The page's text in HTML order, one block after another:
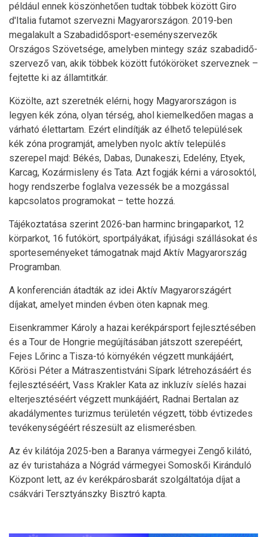
például ennek köszönhetően tudtak többek között Giro
d'Italia futamot szervezni Magyarországon. 2019-ben
megalakult a Szabadidősport-eseményszervezők
Országos Szövetsége, amelyben mintegy száz szabadidő-
szervező van, akik többek között futóköröket szerveznek –
fejtette ki az államtitkár.
Közölte, azt szeretnék elérni, hogy Magyarországon is
legyen kék zóna, olyan térség, ahol kiemelkedően magas a
várható élettartam. Ezért elindítják az élhető települések
kék zóna programját, amelyben nyolc aktív település
szerepel majd: Békés, Dabas, Dunakeszi, Edelény, Etyek,
Karcag, Kozármisleny és Tata. Azt fogják kérni a városoktól,
hogy rendszerbe foglalva vezessék be a mozgással
kapcsolatos programokat – tette hozzá.
Tájékoztatása szerint 2026-ban harminc bringaparkot, 12
körparkot, 16 futókört, sportpályákat, ifjúsági szállásokat és
sporteseményeket támogatnak majd Aktív Magyarország
Programban.
A konferencián átadták az idei Aktív Magyarországért
díjakat, amelyet minden évben öten kapnak meg.
Eisenkrammer Károly a hazai kerékpársport fejlesztésében
és a Tour de Hongrie megújításában játszott szerepéért,
Fejes Lőrinc a Tisza-tó környékén végzett munkájáért,
Kőrösi Péter a Mátraszentistváni Sípark létrehozásáért és
fejlesztéséért, Vass Krakler Kata az inkluzív síelés hazai
elterjesztéséért végzett munkájáért, Radnai Bertalan az
akadálymentes turizmus területén végzett, több évtizedes
tevékenységéért részesült az elismerésben.
Az év kilátója 2025-ben a Baranya vármegyei Zengő kilátó,
az év turistaháza a Nógrád vármegyei Somoskői Kiránduló
Központ lett, az év kerékpárosbarát szolgáltatója díjat a
csákvári Tersztyánszky Bisztró kapta.